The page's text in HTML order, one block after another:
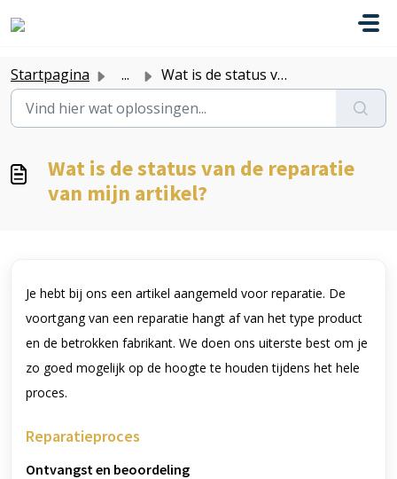
Startpagina ... Wat is de status van de reparatie van mijn artikel?
Wat is de status van de reparatie
van mijn artikel?
Je hebt bij ons een artikel aangemeld voor reparatie. De
voortgang van een reparatie hangt af van het type product
en de betrokken fabrikant. We doen ons uiterste best om je
zo goed mogelijk op de hoogte te houden tijdens het hele
proces.
Reparatieproces
Ontvangst en beoordeling